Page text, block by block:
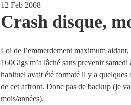
12 Feb 2008
Crash disque,
Loi de l’emmerdement maximum
160Gigs m’a lâché sans prevenir
habituel avait été formaté il y a quelques
de cet affront. Donc pas de backup (je
mois/années).